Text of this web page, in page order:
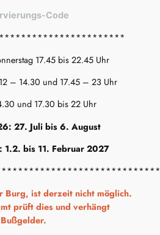
Code
17.45 bis 22.45 Uhr
– 14.30 und 17.45 – 23 Uhr
und 17.30 bis 22 Uhr
27. Juli bis 6. August
1.2. bis 11. Februar 2027
Burg, ist derzeit nicht möglich.
prüft dies und verhängt
Bußgelder.